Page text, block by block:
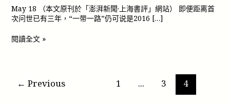
May 18 （本文原刊於「澎湃新聞·上海書評」網站） 即便距离首
次问世已有三年，“一带一路”仍可说是2016 […]
閱讀全文 »
← Previous 1 ... 3 4